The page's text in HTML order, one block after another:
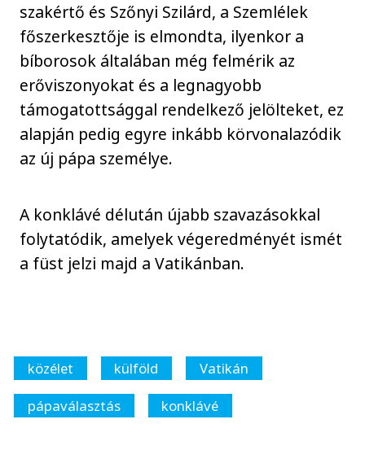
szakértő és Szőnyi Szilárd, a Szemlélek
főszerkesztője is elmondta, ilyenkor a
bíborosok általában még felmérik az
erőviszonyokat és a legnagyobb
támogatottsággal rendelkező jelölteket, ez
alapján pedig egyre inkább körvonalazódik
az új pápa személye.
A konklávé délután újabb szavazásokkal
folytatódik, amelyek végeredményét ismét
a füst jelzi majd a Vatikánban.
közélet külföld
Vatikán
pápaválasztás
konklávé